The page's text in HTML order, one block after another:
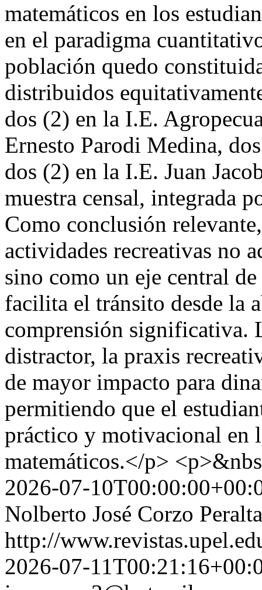
matemáticos en los
en el paradigma
población quedo
distribuidos
dos (2) en la I.E.
Ernesto Parodi Medina,
dos (2) en la I.E. Juan
muestra censal, integrada
Como conclusión
actividades recreativas no
sino como un eje central
facilita el tránsito desde la
comprensión significativa.
distractor, la praxis
de mayor impacto para
permitiendo que el
práctico y motivacional en
matemáticos.</p>
2026-07-
Nolberto José Corzo Peralta
http://
2026-07-